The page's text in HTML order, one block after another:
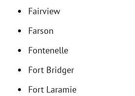
Fairview
Farson
Fontenelle
Fort Bridger
Fort Laramie